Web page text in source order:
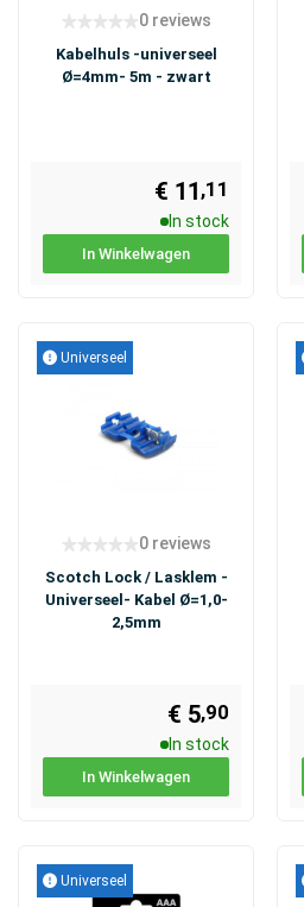
0 reviews
Kabelhuls -universeel
Ø=4mm- 5m - zwart
€ 11,11
In stock
In Winkelwagen
Universeel
0 reviews
Scotch Lock / Lasklem -
Universeel- Kabel Ø=1,0-
2,5mm
€ 5,90
In stock
In Winkelwagen
Universeel